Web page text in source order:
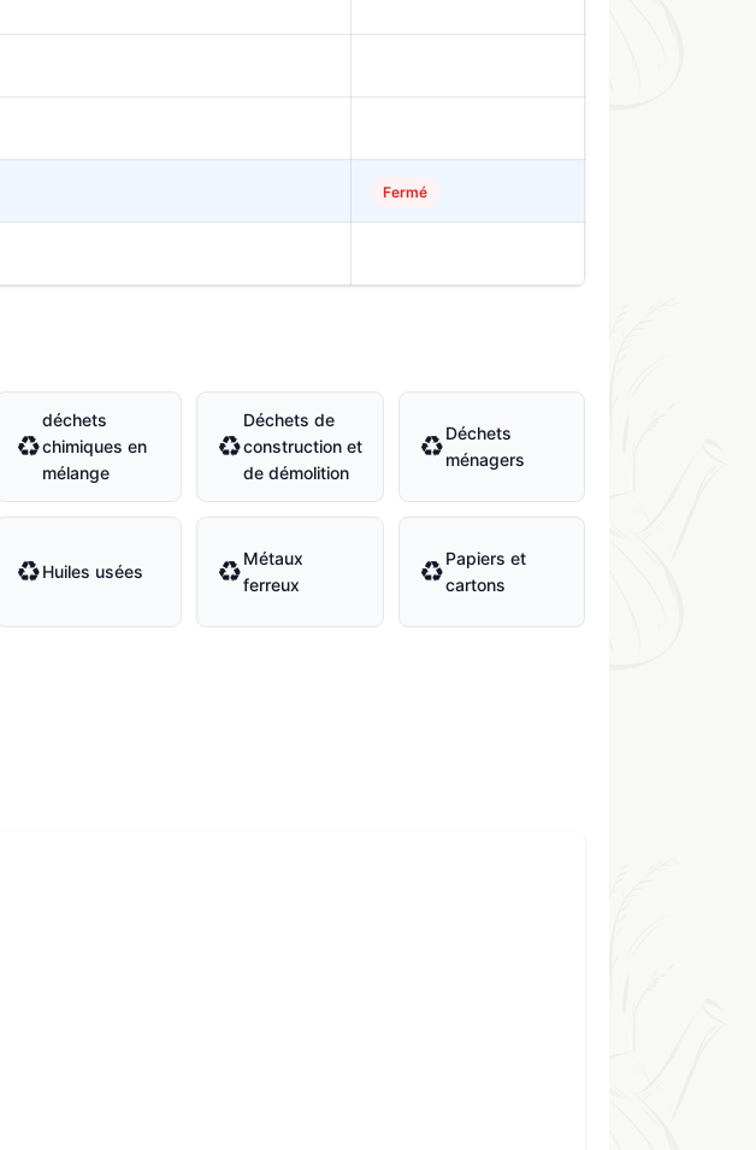
Fermé
♻
déchets
chimiques en
mélange
♻
Déchets de
construction et
de démolition
♻Déchets
ménagers
♻Huiles usées ♻Métaux
ferreux
♻Papiers et
cartons